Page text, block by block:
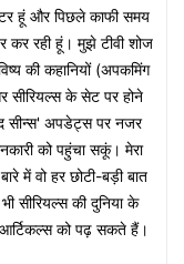
हूं और पिछले काफी समय
कर रही हूं। मुझे टीवी शोज
की कहानियों (अपकमिंग
सीरियल्स के सेट पर होने
सीन्स' अपडेट्स पर नजर
को पहुंचा सकूं। मेरा
में वो हर छोटी-बड़ी बात
सीरियल्स की दुनिया के
को पढ़ सकते हैं।